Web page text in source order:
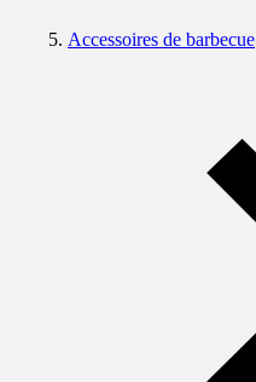
Accessoires de barbecue